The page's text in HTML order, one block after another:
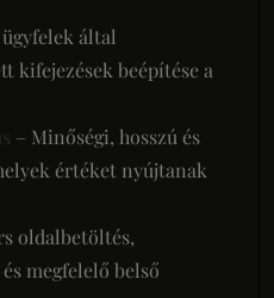
ügyfelek által
kifejezések beépítése a
– Minőségi, hosszú és
értéket nyújtanak
oldalbetöltés,
megfelelő belső